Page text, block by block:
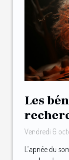
Les
Vendredi 6
L’apnée du